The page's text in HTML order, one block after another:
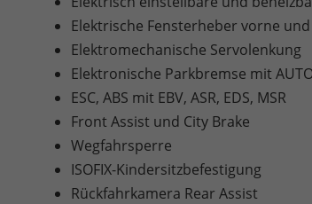
Elektrische Fensterheber vorne
Elektromechanische Servolenkung
Elektronische Parkbremse mit
ESC, ABS mit EBV, ASR, EDS, MSR
Front Assist und City Brake
Wegfahrsperre
ISOFIX-Kindersitzbefestigung
Rückfahrkamera Rear Assist